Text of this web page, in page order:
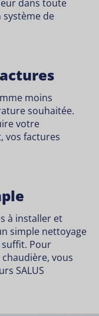
dans toute
système de
moins
souhaitée.
votre
vos factures
à installer et
simple nettoyage
Pour
vous
SALUS